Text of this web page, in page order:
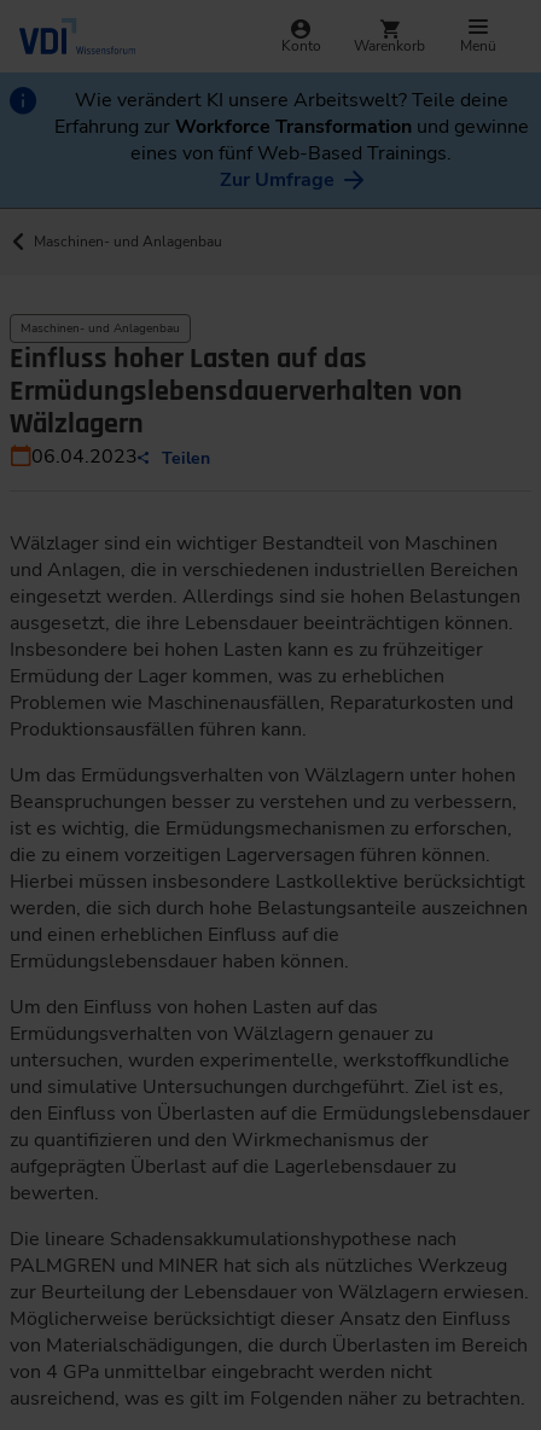
Konto Warenkorb Menü
Wie verändert KI unsere Arbeitswelt? Teile deine
Erfahrung zurWorkforce Transformation und gewinne
eines von fünf Web-Based Trainings.
Zur Umfrage
Maschinen- und Anlagenbau
Maschinen- und Anlagenbau
Einfluss hoher Lasten auf das
Ermüdungslebensdauerverhalten von
Wälzlagern
06.04.2023 Teilen
Wälzlager sind ein wichtiger Bestandteil von Maschinen
und Anlagen, die in verschiedenen industriellen Bereichen
eingesetzt werden. Allerdings sind sie hohen Belastungen
ausgesetzt, die ihre Lebensdauer beeinträchtigen können.
Insbesondere bei hohen Lasten kann es zu frühzeitiger
Ermüdung der Lager kommen, was zu erheblichen
Problemen wie Maschinenausfällen, Reparaturkosten und
Produktionsausfällen führen kann.
Um das Ermüdungsverhalten von Wälzlagern unter hohen
Beanspruchungen besser zu verstehen und zu verbessern,
ist es wichtig, die Ermüdungsmechanismen zu erforschen,
die zu einem vorzeitigen Lagerversagen führen können.
Hierbei müssen insbesondere Lastkollektive berücksichtigt
werden, die sich durch hohe Belastungsanteile auszeichnen
und einen erheblichen Einfluss auf die
Ermüdungslebensdauer haben können.
Um den Einfluss von hohen Lasten auf das
Ermüdungsverhalten von Wälzlagern genauer zu
untersuchen, wurden experimentelle, werkstoffkundliche
und simulative Untersuchungen durchgeführt. Ziel ist es,
den Einfluss von Überlasten auf die Ermüdungslebensdauer
zu quantifizieren und den Wirkmechanismus der
aufgeprägten Überlast auf die Lagerlebensdauer zu
bewerten.
Die lineare Schadensakkumulationshypothese nach
PALMGREN und MINER hat sich als nützliches Werkzeug
zur Beurteilung der Lebensdauer von Wälzlagern erwiesen.
Möglicherweise berücksichtigt dieser Ansatz den Einfluss
von Materialschädigungen, die durch Überlasten im Bereich
von 4 GPa unmittelbar eingebracht werden nicht
ausreichend, was es gilt im Folgenden näher zu betrachten.